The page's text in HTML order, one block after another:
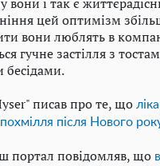
вони і так є
цей оптимізм
вони люблять в
гучне застілля з
бесідами.
писав про те, що
після Нового
портал повідомляв, що